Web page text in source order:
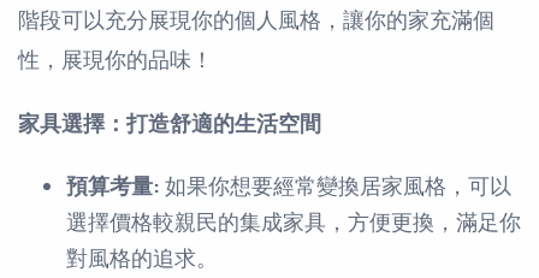
階段可以充分展現你的個人風格，讓你的家充滿個
性，展現你的品味！
家具選擇：打造舒適的生活空間
預算考量: 如果你想要經常變換居家風格，可以
選擇價格較親民的集成家具，方便更換，滿足你
對風格的追求。